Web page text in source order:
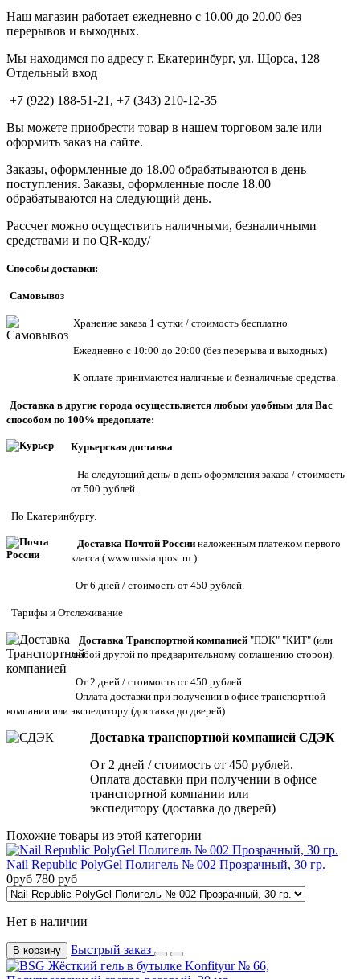
Наш магазин работает ежедневно с 10.00 до 20.00 без
перерывов и выходных.
Мы находимся по адресу г. Екатеринбург, ул. Щорса, 128
Отдельный вход
+7 (922) 188-51-21, +7 (343) 210-12-35
Вы можете приобрести товар в нашем торговом зале или
оформить заказ на сайте.
Заказы, оформленные до 18.00 обрабатываются в день
поступления. Заказы, оформленные после 18.00
обрабатываются на следующий день.
Рассчет можно осуществить наличными, безналичными
средствами и по QR-коду/
Способы доставки:
Самовывоз
Хранение заказа 1 сутки / стоимость бесплатно
Ежедневно с 10:00 до 20:00 (без перерыва и выходных)
К оплате принимаются наличные и безналичные средства.
Доставка в другие города осуществляется любым удобным для Вас
способом по 100% предоплате:
Курьерская доставка
На следующий день/ в день оформления заказа / стоимость
от 500 рублей.
По Екатеринбургу.
Доставка Почтой России наложенным платежом первого
класса ( www.russianpost.ru )
От 6 дней / стоимость от 450 рублей.
Тарифы и Отслеживание
Доставка Транспортной компанией "ПЭК" "КИТ" (или
любой другой по предварительному соглашению сторон).
От 2 дней / стоимость от 450 рублей.
Оплата доставки при получении в офисе транспортной
компании или экспедитору (доставка до дверей)
Доставка транспортной компанией СДЭК
От 2 дней / стоимость от 450 рублей.
Оплата доставки при получении в офисе
транспортной компании или
экспедитору (доставка до дверей)
Похожие товары из этой категории
Nail Republic PolyGel Полигель № 002 Прозрачный, 30 гр.
0руб 780 руб
Нет в наличии
В корзину Быстрый заказ